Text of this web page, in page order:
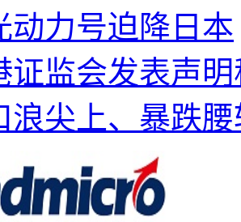
动力号迫降日本
证监会发表声
浪尖上、暴跌